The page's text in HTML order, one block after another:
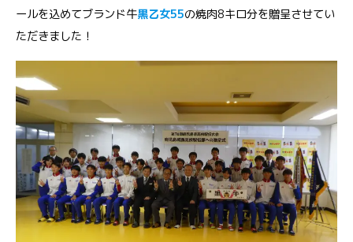
ールを込めてブランド牛黒乙女55の焼肉8キロ分を贈呈させてい
ただきました！